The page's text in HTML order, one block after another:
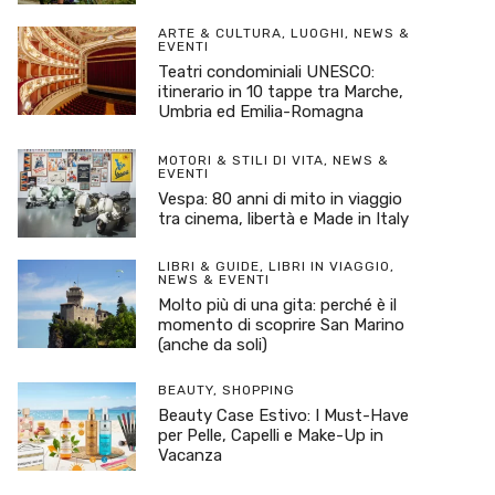
ARTE & CULTURA, LUOGHI, NEWS &
EVENTI
Teatri condominiali UNESCO:
itinerario in 10 tappe tra Marche,
Umbria ed Emilia-Romagna
MOTORI & STILI DI VITA, NEWS &
EVENTI
Vespa: 80 anni di mito in viaggio
tra cinema, libertà e Made in Italy
LIBRI & GUIDE, LIBRI IN VIAGGIO,
NEWS & EVENTI
Molto più di una gita: perché è il
momento di scoprire San Marino
(anche da soli)
BEAUTY, SHOPPING
Beauty Case Estivo: I Must-Have
per Pelle, Capelli e Make-Up in
Vacanza